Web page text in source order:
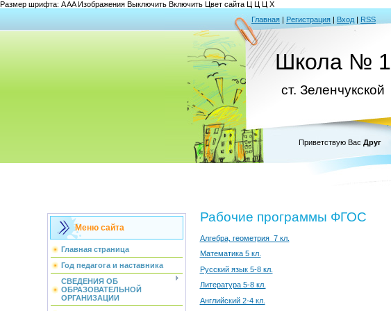
Размер шрифта: AAAИзображения Выключить Включить Цвет сайта Ц Ц Ц Х
Главная | Регистрация | Вход | RSS
Школа № 1
ст. Зеленчукской
Приветствую Вас Друг
Меню сайта
Главная страница
Год педагога и наставника
СВЕДЕНИЯ ОБ
ОБРАЗОВАТЕЛЬНОЙ
ОРГАНИЗАЦИИ
Рабочие программы ФГОС
Алгебра, геометрия 7 кл.
Математика 5 кл.
Русский язык 5-8 кл.
Литература 5-8 кл.
Английский 2-4 кл.